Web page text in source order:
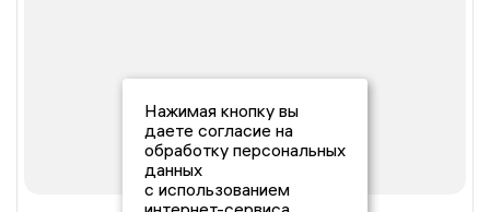
Нажимая кнопку вы
даете согласие на
обработку персональных
данных
с использованием